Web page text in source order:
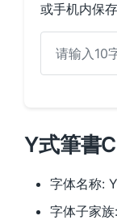
或手机内保存
Y式筆書
字体名称:
字体子家